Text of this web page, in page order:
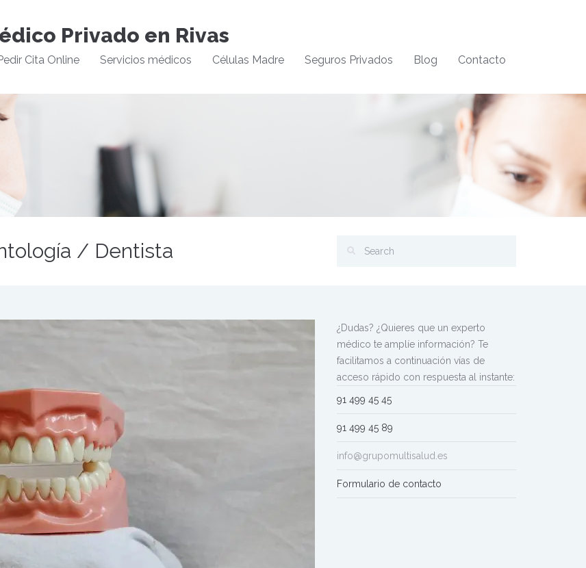
Privado en Rivas
Cita Online Servicios médicos Células Madre Seguros Privados Blog Contacto
/ Dentista
¿Dudas? ¿Quieres que un experto
médico te amplíe información? Te
facilitamos a continuación vías de
acceso rápido con respuesta al instante:
91 499 45 45
91 499 45 89
info@grupomultisalud.es
Formulario de contacto